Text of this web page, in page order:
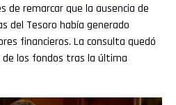
de remarcar que la ausencia de
del Tesoro había generado
financieros. La consulta quedó
los fondos tras la última